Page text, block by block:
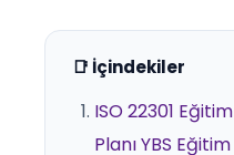
📑 İçindekiler
ISO 22301 Eğitim
Planı YBS Eğitim